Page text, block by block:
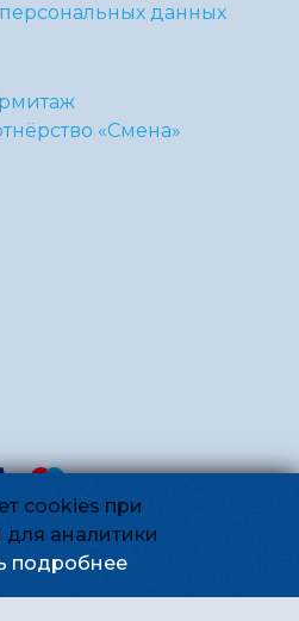
cookies при
для аналитики
подробнее
данных
«Смена»